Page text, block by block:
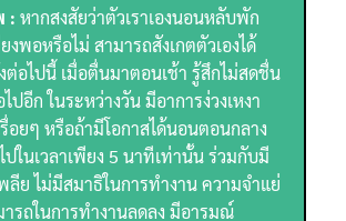
: หากสงสัยว่าตัวเราเองนอนหลับพัก
งพอหรือไม่ สามารถสังเกตตัวเองได้
ต่อไปนี้ เมื่อตื่นมาตอนเช้า รู้สึกไม่สดชื่น
ปอีก ในระหว่างวัน มีอาการง่วงเหงา
อยๆ หรือถ้ามีโอกาสได้นอนตอนกลาง
ในเวลาเพียง 5 นาทีเท่านั้น ร่วมกับมี
ลีย ไม่มีสมาธิในการทำงาน ความจำแย่
รถในการทำงานลดลง มีอารมณ์